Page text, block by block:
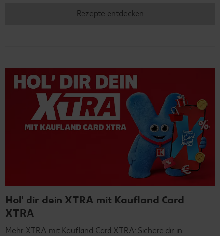
Rezepte entdecken
Hol' dir dein XTRA mit Kaufland Card
XTRA
Mehr XTRA mit Kaufland Card XTRA: Sichere dir in